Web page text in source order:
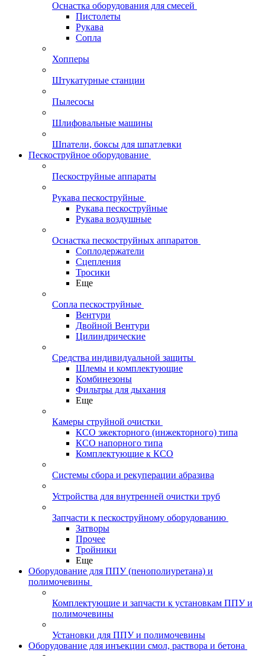
Оснастка оборудования для смесей
Пистолеты
Рукава
Сопла
Хопперы
Штукатурные станции
Пылесосы
Шлифовальные машины
Шпатели, боксы для шпатлевки
Пескоструйное оборудование
Пескоструйные аппараты
Рукава пескоструйные
Рукава пескоструйные
Рукава воздушные
Оснастка пескоструйных аппаратов
Соплодержатели
Сцепления
Тросики
Еще
Сопла пескоструйные
Вентури
Двойной Вентури
Цилиндрические
Средства индивидуальной защиты
Шлемы и комплектующие
Комбинезоны
Фильтры для дыхания
Еще
Камеры струйной очистки
КСО эжекторного (инжекторного) типа
КСО напорного типа
Комплектующие к КСО
Системы сбора и рекуперации абразива
Устройства для внутренней очистки труб
Запчасти к пескоструйному оборудованию
Затворы
Прочее
Тройники
Еще
Оборудование для ППУ (пенополиуретана) и
полимочевины
Комплектующие и запчасти к установкам ППУ и
полимочевины
Установки для ППУ и полимочевины
Оборудование для инъекции смол, раствора и бетона